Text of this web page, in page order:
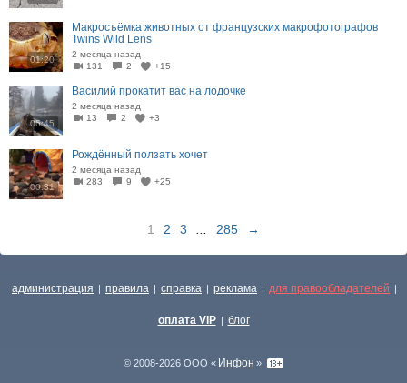
01:20
Макросъёмка животных от французских макрофотографов
Twins Wild Lens
2 месяца назад
131
2 +15
06:45
Василий прокатит вас на лодочке
2 месяца назад
13
2 +3
00:31
Рождённый ползать хочет
2 месяца назад
283
9 +25
1 2 3 285 →
администрация | правила | справка | реклама | для правообладателей |
оплата VIP | блог
© 2008-2026 ООО « Инфон »